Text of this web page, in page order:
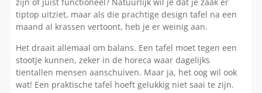
tiptop uitziet, maar als die prachtige design tafel na een
maand al krassen vertoont, heb je er weinig aan.
Het draait allemaal om balans. Een tafel moet tegen een
stootje kunnen, zeker in de horeca waar dagelijks
tientallen mensen aanschuiven. Maar ja, het oog wil ook
wat! Een praktische tafel hoeft gelukkig niet saai te zijn.